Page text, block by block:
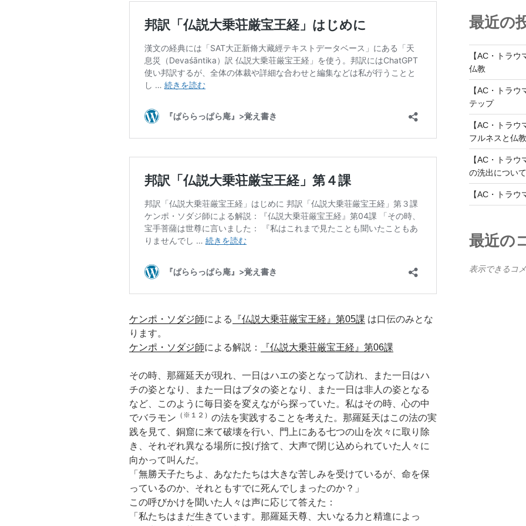
ケンポ・ソダジ師による 『仏説大乗荘厳宝王経』第05課 は口伝のみとな
ります。
ケンポ・ソダジ師による解説： 『仏説大乗荘厳宝王経』第06課
その時、那羅延天が現れ、一日はハエの姿となって訪れ、また一日はハ
チの姿となり、また一日はブタの姿となり、また一日は非人の姿となる
など、このように毎日姿を変えながら探っていた。私はその時、心の中
でバラモン （※１２） の法を実践することを考えた。那羅延天はこの法の実
践を見て、銅窟に来て破壊を行い、門上にある七つの山を次々に取り除
き、それぞれ異なる場所に投げ捨て、大声で閉じ込められていた人々に
向かって叫んだ。
「無勝天子たちよ、あなたたちは大きな苦しみを受けているが、命を保
っているのか、それともすでに死んでしまったのか？」
この呼びかけを聞いた人々は声に応じて答えた：
「私たちはまだ生きています。那羅延天尊、大いなる力と精進によっ
最近の
【AC・トラ
仏教
【AC・トラ
テップ
【AC・トラ
フルネスと仏教
【AC・トラ
の洗出について
【AC・トラ
最近の
表示できるコ